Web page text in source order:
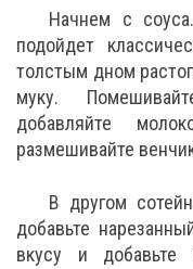
Начнем с
подойдет
толстым дном
муку.
добавляйте
размешивайте
В другом
добавьте
вкусу и добавьте